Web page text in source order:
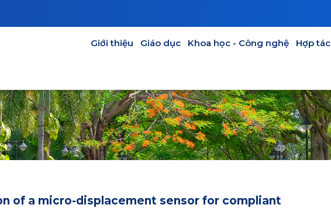
Giới thiệu Giáo dục Khoa học - Công nghệ Hợp tác
of a micro-displacement sensor for compliant